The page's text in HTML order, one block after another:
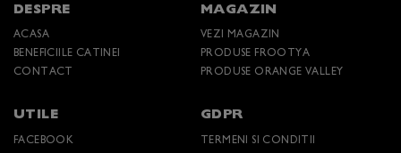
DESPRE
ACASA
BENEFICIILE CATINEI
CONTACT
MAGAZIN
VEZI MAGAZIN
PRODUSE FROOTYA
PRODUSE ORANGE VALLEY
UTILE
FACEBOOK
GDPR
TERMENI SI CONDITII